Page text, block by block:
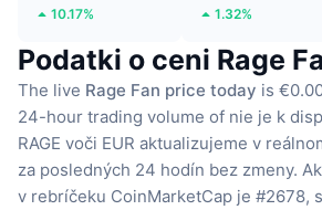
10.17% 1.32%
Podatki o ceni Rage
The live Rage Fan price today is
24-hour trading volume of nie je k
RAGE voči EUR aktualizujeme v
za posledných 24 hodín bez zmeny.
v rebríčeku CoinMarketCap je #2678,